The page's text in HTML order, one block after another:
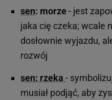
sen: morze- jest
jaka cię czeka; wcale
dosłownie wyjazdu,
rozwój
sen: rzeka -
musiał podjąć, aby